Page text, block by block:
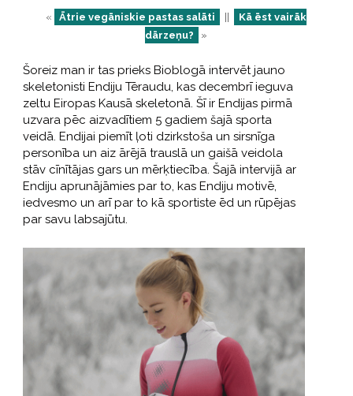
« Ātrie vegāniskie pastas salāti
Kā ēst vairāk
dārzeņu?
»
Šoreiz man ir tas prieks Bioblogā intervēt jauno
skeletonisti Endiju Tēraudu, kas decembrī ieguva
zeltu Eiropas Kausā skeletonā. Šī ir Endijas pirmā
uzvara pēc aizvadītiem 5 gadiem šajā sporta
veidā. Endijai piemīt ļoti dzirkstoša un sirsnīga
personība un aiz ārējā trauslā un gaišā veidola
stāv cīnītājas gars un mērķtiecība. Šajā intervijā ar
Endiju aprunājāmies par to, kas Endiju motivē,
iedvesmo un arī par to kā sportiste ēd un rūpējas
par savu labsajūtu.